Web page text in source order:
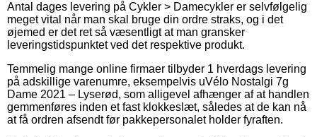
Antal dages levering på Cykler > Damecykler er selvfølgelig
meget vital når man skal bruge din ordre straks, og i det
øjemed er det ret så væsentligt at man gransker
leveringstidspunktet ved det respektive produkt.
Temmelig mange online firmaer tilbyder 1 hverdags levering
på adskillige varenumre, eksempelvis uVélo Nostalgi 7g
Dame 2021 – Lyserød, som alligevel afhænger af at handlen
gemmenføres inden et fast klokkeslæt, således at de kan nå
at få ordren afsendt før pakkepersonalet holder fyraften.